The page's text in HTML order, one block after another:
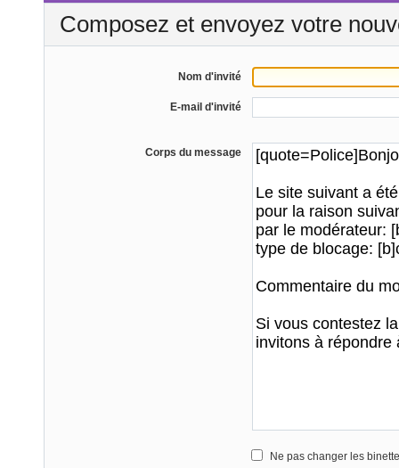
Composez et envoyez votre
Nom d'invité
E-mail d'invité
Corps du message
Ne pas changer les